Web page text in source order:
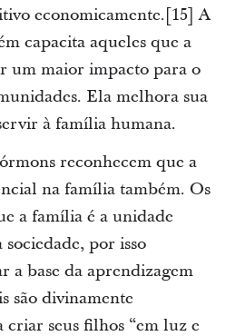
economicamente.[15] A
capacita aqueles que a
um maior impacto para o
Ela melhora sua
à família humana.
reconhecem que a
na família também. Os
a família é a unidade
por isso
a base da aprendizagem
são divinamente
criar seus filhos “em luz e